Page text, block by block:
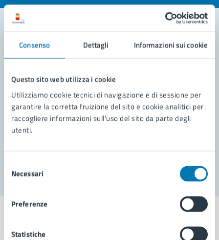
Consenso Dettagli Informazioni sui cookie
Questo sito web utilizza i cookie
Utilizziamo cookie tecnici di navigazione e di sessione per
garantire la corretta fruizione del sito e cookie analitici per
raccogliere informazioni sull'uso del sito da parte degli
utenti.
delNecessari
Preferenze
Statistiche
Contatta il comune
Richiedi assistenza
Prenota appuntamento
Problemi in città